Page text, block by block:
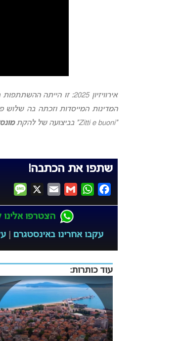
המדינות המייסדות ו
“Zitti e buoni” בביצועה של להקת
שתפו את הכתבה!
Facebook
WhatsApp
Gmail
Email
הצטרפו אלינו
עקבו אחרינו באינסטגרם
עוד כותרות: